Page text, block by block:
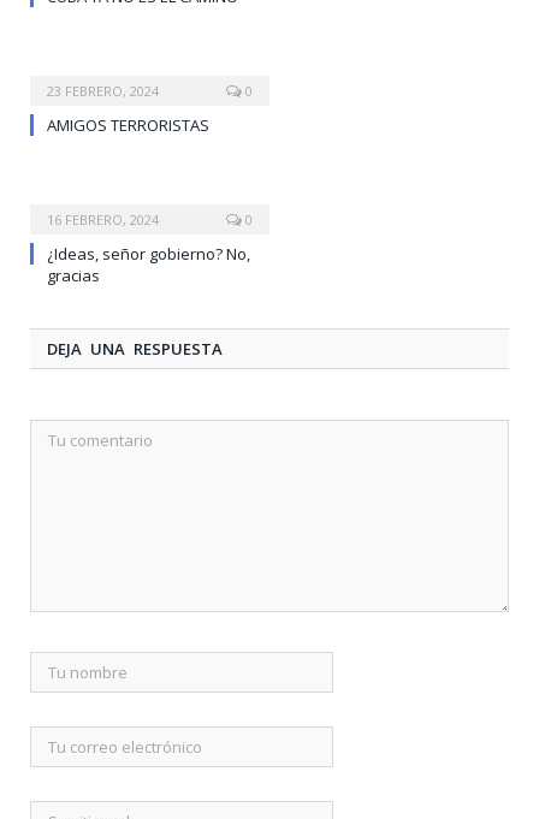
23 FEBRERO, 2024 0
AMIGOS TERRORISTAS
16 FEBRERO, 2024 0
¿Ideas, señor gobierno? No,
gracias
DEJA UNA RESPUESTA